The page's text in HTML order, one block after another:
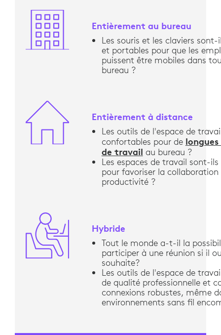
Entièrement au bureau
Les souris et les claviers sont-
et portables pour que les
puissent être mobiles dans
bureau ?
Entièrement à distance
Les outils de l'espace de
confortables pour de longues
de travail au bureau ?
Les espaces de travail sont-
pour favoriser la
productivité ?
Hybride
Tout le monde a-t-il la
participer à une réunion si il
souhaite?
Les outils de l'espace de
de qualité professionnelle et
connexions robustes, même
environnements sans fil